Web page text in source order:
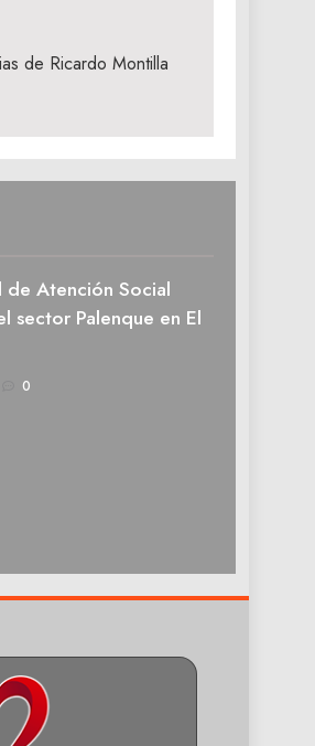
de Ricardo Montilla
de Atención Social
sector Palenque en El
0